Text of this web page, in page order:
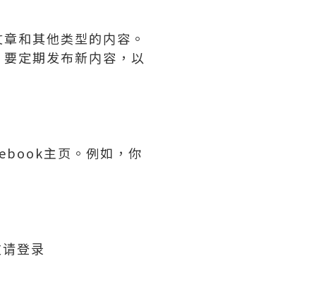
和其他类型的内容。
定期发布新内容，以
主页。例如，你
登录